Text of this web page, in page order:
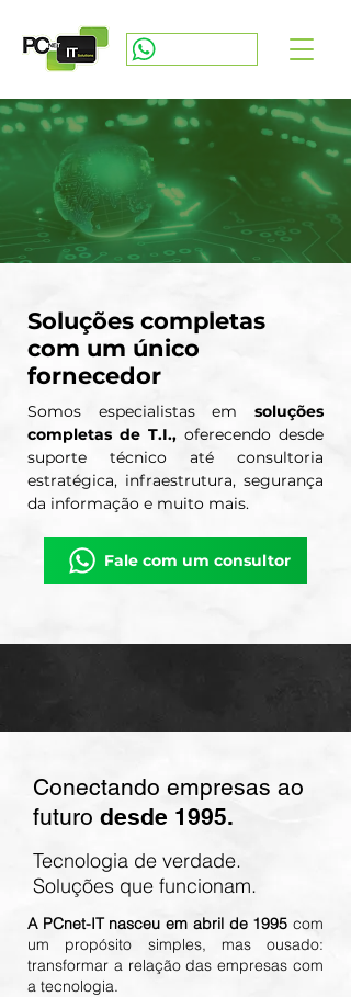
Soluções completas
com um único
fornecedor
Somos especialistas em soluções
completas de T.I., oferecendo desde
suporte técnico até consultoria
estratégica, infraestrutura, segurança
da informação e muito mais.
Fale com um consultor
​Conectando empresas ao
futuro desde 1995.
Tecnologia de verdade.
Soluções que funcionam.
A PCnet-IT nasceu em abril de 1995 com
um propósito simples, mas ousado:
transformar a relação das empresas com
a tecnologia.